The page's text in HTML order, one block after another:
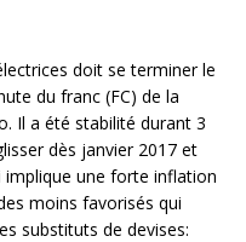
doit se terminer le
du franc (FC) de la
Il a été stabilité durant 3
dès janvier 2017 et
implique une forte inflation
moins favorisés qui
substituts de devises: